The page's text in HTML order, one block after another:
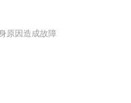
原因造成故障